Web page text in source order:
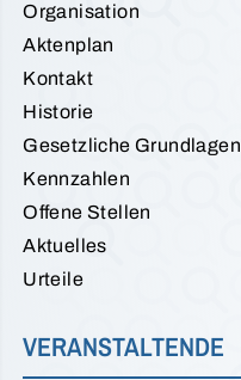
Organisation
Aktenplan
Kontakt
Historie
Gesetzliche Grundlagen
Kennzahlen
Offene Stellen
Aktuelles
Urteile
VERANSTALTENDE